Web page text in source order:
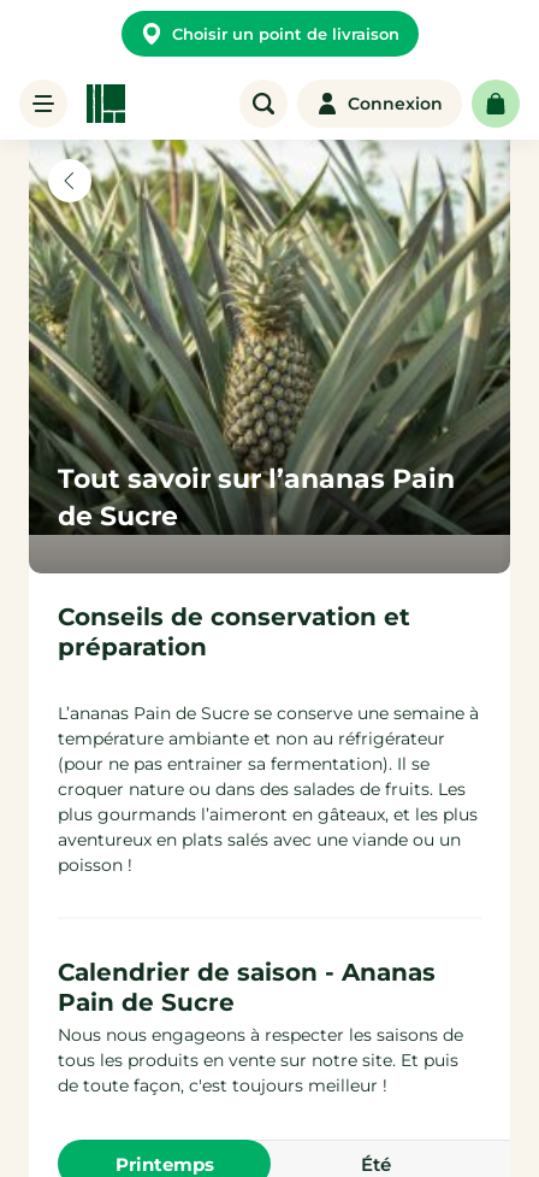
Choisir un point de livraison
Connexion
Tout savoir sur l’ananas Pain
de Sucre
Conseils de conservation et
préparation
L’ananas Pain de Sucre se conserve une semaine à
température ambiante et non au réfrigérateur
(pour ne pas entrainer sa fermentation). Il se
croquer nature ou dans des salades de fruits. Les
plus gourmands l’aimeront en gâteaux, et les plus
aventureux en plats salés avec une viande ou un
poisson !
Calendrier de saison - Ananas
Pain de Sucre
Nous nous engageons à respecter les saisons de
tous les produits en vente sur notre site. Et puis
de toute façon, c'est toujours meilleur !
printemps été